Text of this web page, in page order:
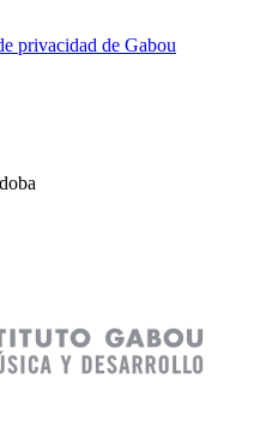
privacidad de Gabou